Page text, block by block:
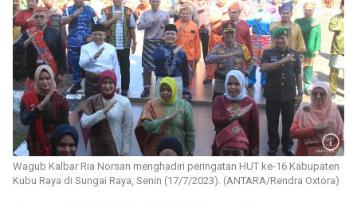
Wagub Kalbar Ria Norsan menghadiri peringatan HUT ke-16 Kabupaten
Kubu Raya di Sungai Raya, Senin (17/7/2023). (ANTARA/Rendra Oxtora)